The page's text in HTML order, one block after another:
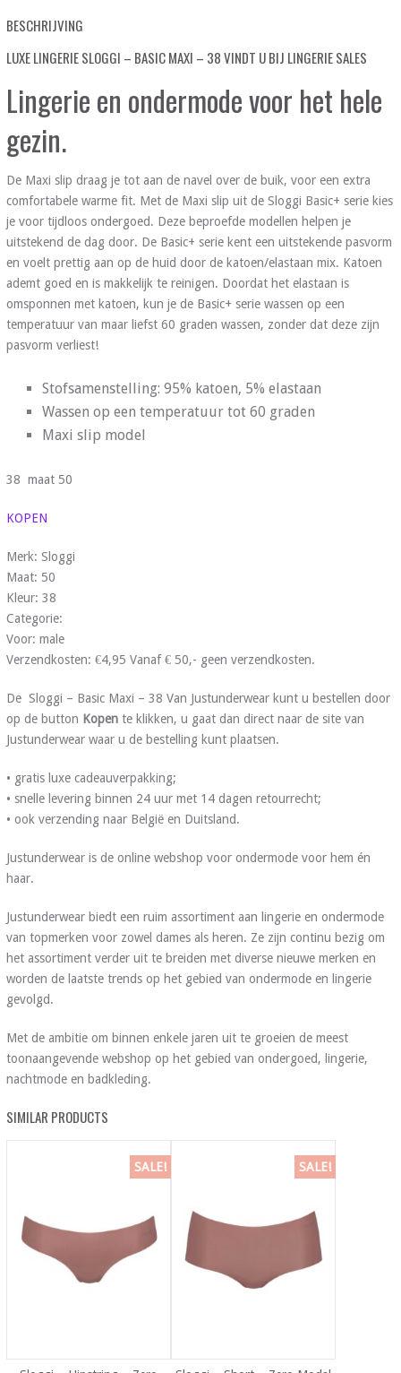
BESCHRIJVING
LUXE LINGERIE SLOGGI – BASIC MAXI – 38 VINDT U BIJ LINGERIE SALES
Lingerie en ondermode voor het hele
gezin.
De Maxi slip draag je tot aan de navel over de buik, voor een extra
comfortabele warme fit. Met de Maxi slip uit de Sloggi Basic+ serie kies
je voor tijdloos ondergoed. Deze beproefde modellen helpen je
uitstekend de dag door. De Basic+ serie kent een uitstekende pasvorm
en voelt prettig aan op de huid door de katoen/elastaan mix. Katoen
ademt goed en is makkelijk te reinigen. Doordat het elastaan is
omsponnen met katoen, kun je de Basic+ serie wassen op een
temperatuur van maar liefst 60 graden wassen, zonder dat deze zijn
pasvorm verliest!
Stofsamenstelling: 95% katoen, 5% elastaan
Wassen op een temperatuur tot 60 graden
Maxi slip model
38 maat 50
KOPEN
Merk: Sloggi
Maat: 50
Kleur: 38
Categorie:
Voor: male
Verzendkosten: €4,95 Vanaf € 50,- geen verzendkosten.
De Sloggi – Basic Maxi – 38 Van Justunderwear kunt u bestellen door
op de button Kopente klikken, u gaat dan direct naar de site van
Justunderwear waar u de bestelling kunt plaatsen.
• gratis luxe cadeauverpakking;
• snelle levering binnen 24 uur met 14 dagen retourrecht;
• ook verzending naar België en Duitsland.
Justunderwear is de online webshop voor ondermode voor hem én
haar.
Justunderwear biedt een ruim assortiment aan lingerie en ondermode
van topmerken voor zowel dames als heren. Ze zijn continu bezig om
het assortiment verder uit te breiden met diverse nieuwe merken en
worden de laatste trends op het gebied van ondermode en lingerie
gevolgd.
Met de ambitie om binnen enkele jaren uit te groeien de meest
toonaangevende webshop op het gebied van ondergoed, lingerie,
nachtmode en badkleding.
SIMILAR PRODUCTS
SALE! SALE!